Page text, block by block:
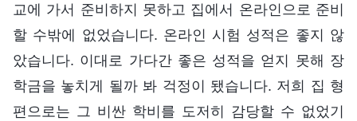
교에 가서 준비하지 못하고 집에서 온라인으로 준비
할 수밖에 없었습니다. 온라인 시험 성적은 좋지 않
았습니다. 이대로 가다간 좋은 성적을 얻지 못해 장
학금을 놓치게 될까 봐 걱정이 됐습니다. 저희 집 형
편으로는 그 비싼 학비를 도저히 감당할 수 없었기